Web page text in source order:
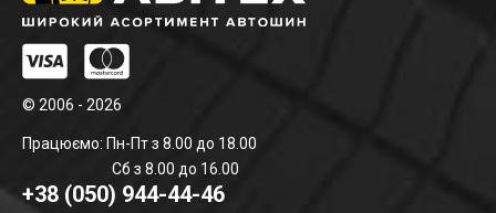
© 2006 - 2026
Працюємо: Пн-Пт з 8.00 до 18.00
Сб з 8.00 до 16.00
+38 (050) 944-44-46